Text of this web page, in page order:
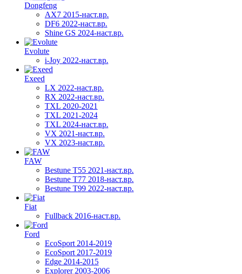
Dongfeng
AX7 2015-наст.вр.
DF6 2022-наст.вр.
Shine GS 2024-наст.вр.
Evolute
i-Joy 2022-наст.вр.
Exeed
LX 2022-наст.вр.
RX 2022-наст.вр.
TXL 2020-2021
TXL 2021-2024
TXL 2024-наст.вр.
VX 2021-наст.вр.
VX 2023-наст.вр.
FAW
Bestune T55 2021-наст.вр.
Bestune T77 2018-наст.вр.
Bestune T99 2022-наст.вр.
Fiat
Fullback 2016-наст.вр.
Ford
EcoSport 2014-2019
EcoSport 2017-2019
Edge 2014-2015
Explorer 2003-2006